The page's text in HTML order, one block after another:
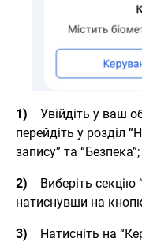
1) Увійдіть у ваш
перейдіть у розділ
запису” та “Безпека”;
2) Виберіть секцію
натиснувши на
3) Натисніть на